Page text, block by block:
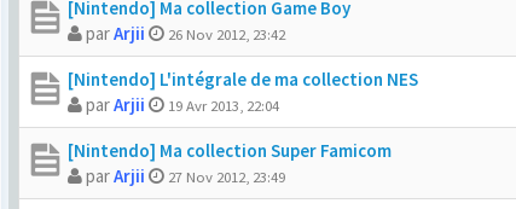
[Nintendo] Ma collection Game Boy
parArjii 26 Nov 2012, 23:42
[Nintendo] L'intégrale de ma collection NES
parArjii 19 Avr 2013, 22:04
[Nintendo] Ma collection Super Famicom
parArjii 27 Nov 2012, 23:49